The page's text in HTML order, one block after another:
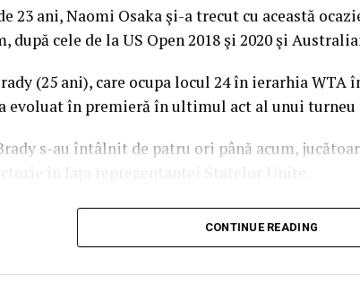
23 ani, Naomi Osaka şi-a trecut cu această
după cele de la US Open 2018 şi 2020 şi
(25 ani), care ocupa locul 24 în ierarhia
evoluat în premieră în ultimul act al unui turneu
s-au întâlnit de patru ori până acum,
Australian Open 2021 se întoarce acasă cu
CONTINUE READING